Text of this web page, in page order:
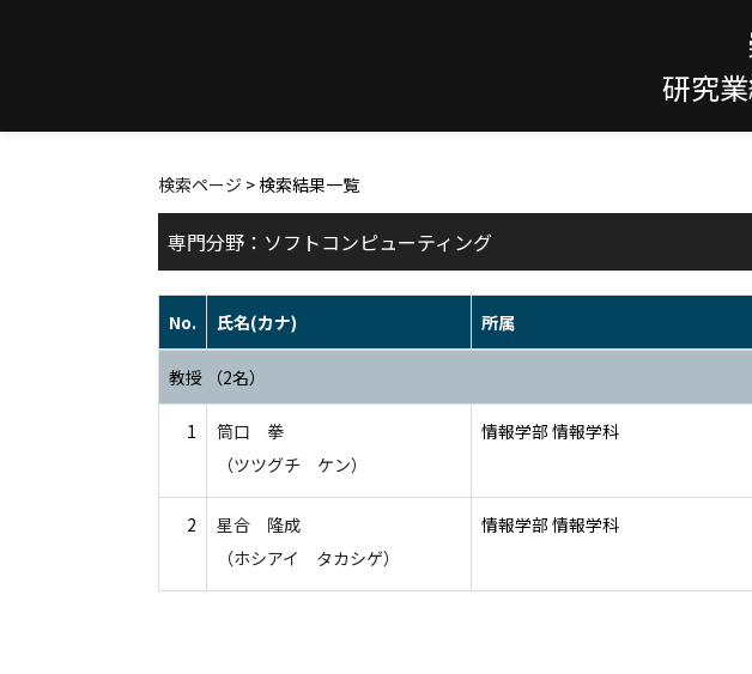
研究
検索ページ > 検索結果一覧
専門分野：ソフトコンピューティング
No. 氏名(カナ) 所属
教授 （2名）
1
筒口 拳
（ツツグチ ケン）
情報学部 情報学科
2
星合 隆成
（ホシアイ タカシゲ）
情報学部 情報学科